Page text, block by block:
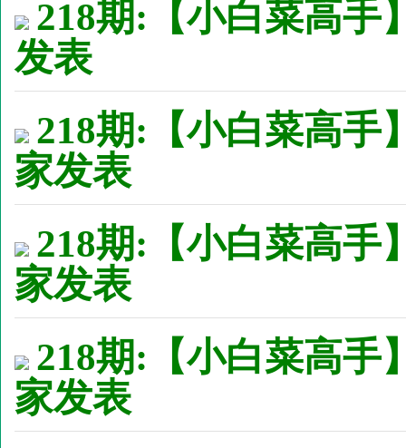
218期:【小白菜高手
发表
218期:【小白菜高手
家发表
218期:【小白菜高手
家发表
218期:【小白菜高手
家发表